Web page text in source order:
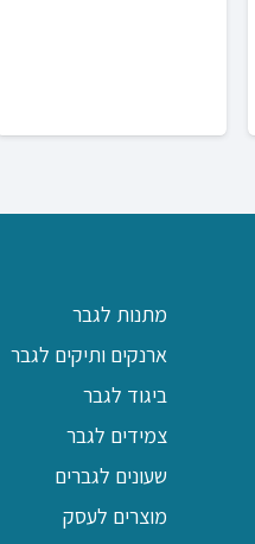
מתנות לגבר
ארנקים ותיקים לגבר
ביגוד לגבר
צמידים לגבר
שעונים לגברים
מוצרים לעסק